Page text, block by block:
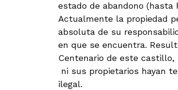
estado de abandono (hasta
Actualmente la propiedad
absoluta de su
en que se encuentra.
Centenario de este castillo,
ni sus propietarios hayan
ilegal.